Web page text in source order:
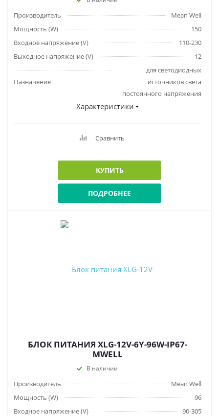
Производитель
Mean Well
Мощность (W)
150
Входное напряжение (V)
110-230
Выходное напряжение (V)
12
Назначение
для светодиодных
источников света
постоянного напряжения
Характеристики
Сравнить
КУПИТЬ
ПОДРОБНЕЕ
БЛОК ПИТАНИЯ XLG-12V-6Y-96W-IP67-
MWELL
В наличии
Производитель
Mean Well
Мощность (W)
96
Входное напряжение (V)
90-305